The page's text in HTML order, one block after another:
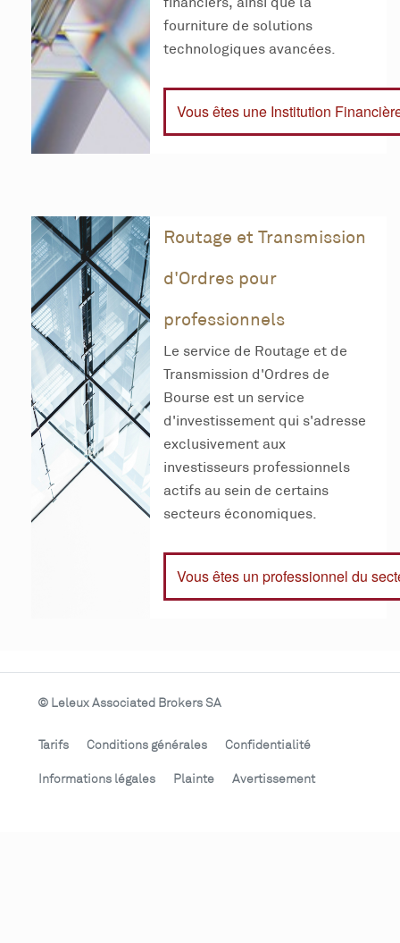
fourniture de solutions
technologiques avancées.
Vous êtes une Institution
Routage et Transmission
d'Ordres pour
professionnels
Le service de Routage et de
Transmission d'Ordres de
Bourse est un service
d'investissement qui s'adresse
exclusivement aux
investisseurs professionnels
actifs au sein de certains
secteurs économiques.
Vous êtes un professionnel du
© Leleux Associated Brokers SA
Tarifs Conditions générales Confidentialité
Informations légales Plainte Avertissement